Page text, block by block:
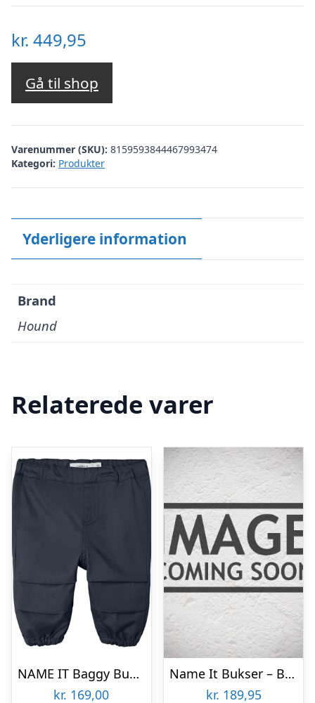
kr. 449,95
Gå til shop
Varenummer (SKU): 8159593844467993474
Kategori: Produkter
Yderligere information
Brand
Hound
Relaterede varer
NAME IT Baggy Bukser Ben Dark Sapphire
kr. 169,00
Name It Bukser – Baggy Cargo – NmmBen – Chinchilla
kr. 189,95